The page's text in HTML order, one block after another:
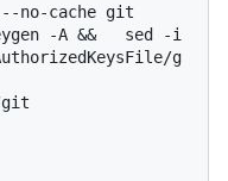
-A &&   sed -i
g